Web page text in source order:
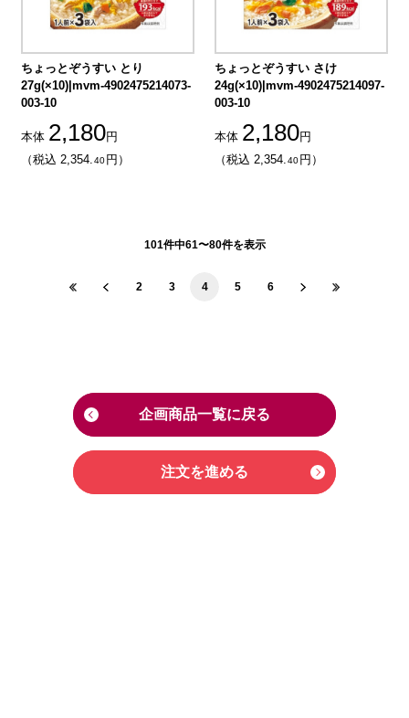
ちょっとぞうすい とり
27g(×10)|mvm-4902475214073-
003-10
本体 2,180円
（税込 2,354. 40 円）
ちょっとぞうすい さけ
24g(×10)|mvm-4902475214097-
003-10
本体 2,180円
（税込 2,354. 40 円）
101件中61〜80件を表示
2 3 4 5 6
企画商品一覧に戻る
注文を進める